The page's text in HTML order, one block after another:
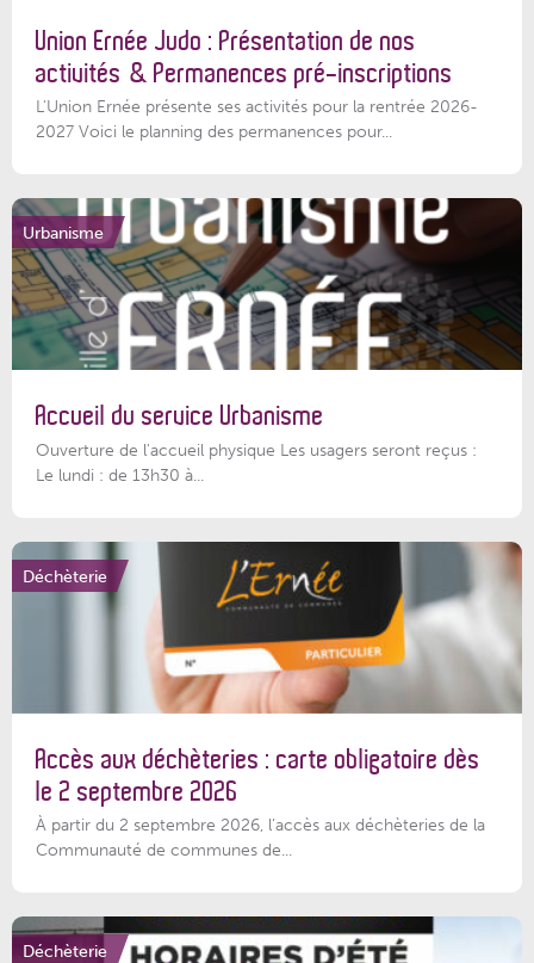
Union Ernée Judo : Présentation de nos
activités & Permanences pré-inscriptions
L'Union Ernée présente ses activités pour la rentrée 2026-
2027 Voici le planning des permanences pour...
Urbanisme
Accueil du service Urbanisme
Ouverture de l'accueil physique Les usagers seront reçus :
Le lundi : de 13h30 à...
Déchèterie
Accès aux déchèteries : carte obligatoire dès
le 2 septembre 2026
À partir du 2 septembre 2026, l’accès aux déchèteries de la
Communauté de communes de...
Déchèterie